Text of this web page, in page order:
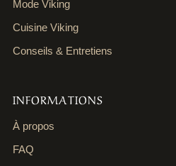
Mode Viking
Cuisine Viking
Conseils & Entretiens
INFORMATIONS
À propos
FAQ